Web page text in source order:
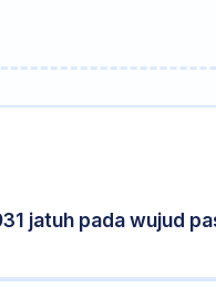
jatuh pada wujud